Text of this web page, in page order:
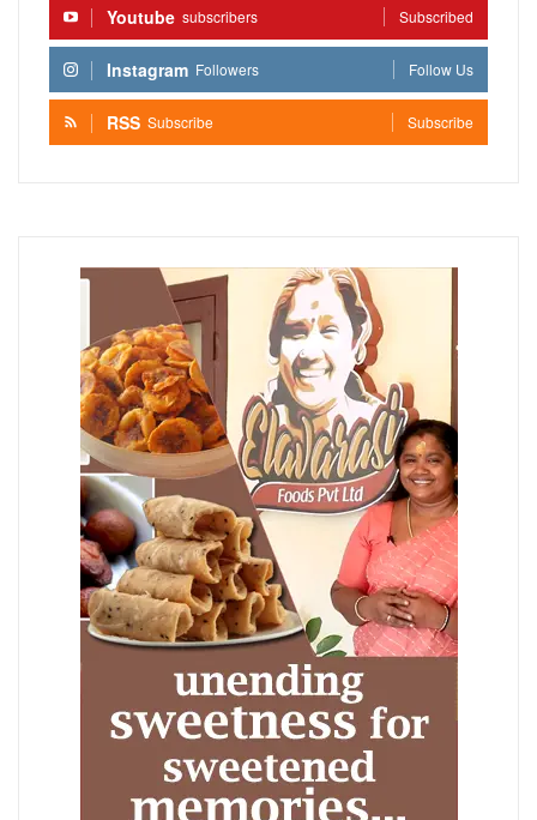
Youtube subscribers Subscribed
Instagram Followers Follow Us
RSS Subscribe Subscribe